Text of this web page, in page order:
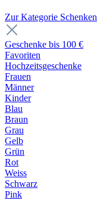
Zur Kategorie Schenken
Geschenke bis 100 €
Favoriten
Hochzeitsgeschenke
Frauen
Männer
Kinder
Blau
Braun
Grau
Gelb
Grün
Rot
Weiss
Schwarz
Pink